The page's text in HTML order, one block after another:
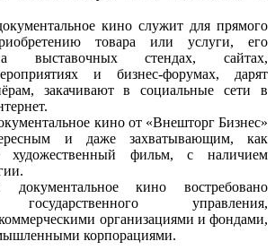
кино служит для прямого
товара или услуги, его
выставочных стендах, сайтах,
и бизнес-форумах, дарят
закачивают в социальные сети в
кино от «Внешторг Бизнес»
и даже захватывающим, как
художественный фильм, с наличием
документальное кино востребовано
государственного управления,
организациями и фондами,
корпорациями.